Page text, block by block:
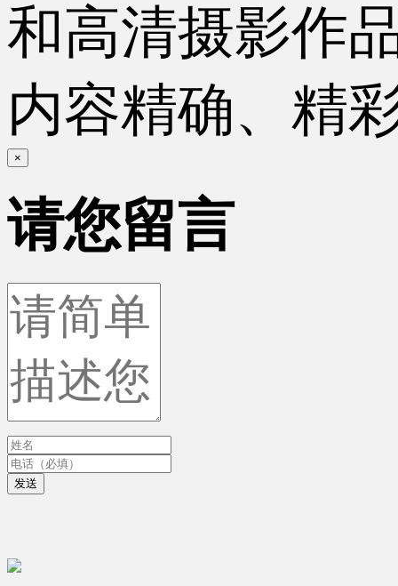
和高清摄影作
内容精确、精
×
请您留言
发送